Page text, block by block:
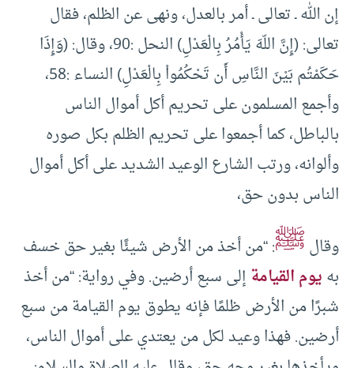
إن الله ـ تعالى ـ أمر بالعدل، ونهى عن الظلم، فقال
تعالى: (إِنَّ اللّهَ يَأْمُرُ بِالْعَدْلِ) النحل :90، وقال: (وَإِذَا
حَكَمْتُم بَيْنَ النَّاسِ أَن تَحْكُمُواْ بِالْعَدْلِ) النساء :58،
وأجمع المسلمون على تحريم أكل أموال الناس
بالباطل، كما أجمعوا على تحريم الظلم بكل صوره
وألوانه، ورتب الشارع الوعيد الشديد على أكل أموال
الناس بدون حق،
وقالﷺ: “من أخذ من الأرض شيئًا بغير حق خسف
بهيوم القيامةإلى سبع أرضين. وفي رواية: “من أخذ
شبرًا من الأرض ظلمًا فإنه يطوق يوم القيامة من سبع
أرضين. فهذا وعيد لكل من يعتدي على أموال الناس،